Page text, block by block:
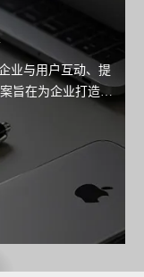
业与用户互动、提
旨在为企业打造一
应用，覆盖业务场
与商业价值转化。